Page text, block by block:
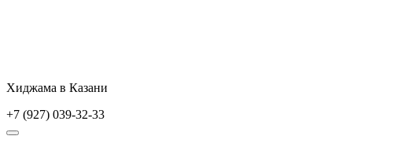
Хиджама в Казани
+7 (927) 039-32-33